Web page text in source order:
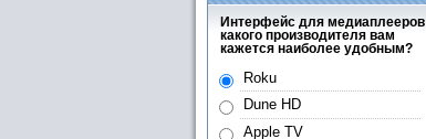
Интерфейс для медиаплееров
какого производителя вам
кажется наиболее удобным?
Roku
Dune HD
Apple TV